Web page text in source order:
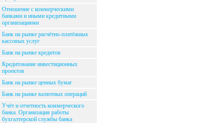
Отношение с коммерческими
банками и иными кредитными
организациями
Банк на рынке расчётно-платёжных
кассовых услуг
Банк на рынке кредитов
Кредитование инвестиционных
проектов
Банк на рынке ценных бумаг
Банк на рынке валютных операций
Учёт и отчетность коммерческого
банка. Организация работы
бухгалтерской службы банка